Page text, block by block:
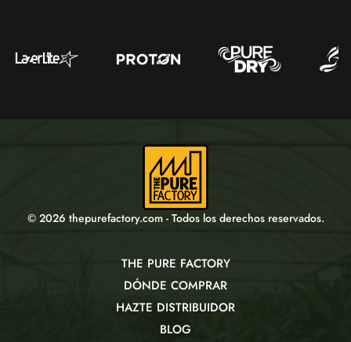
© 2026 thepurefactory.com - Todos los derechos reservados.
THE PURE FACTORY
DÓNDE COMPRAR
HAZTE DISTRIBUIDOR
BLOG